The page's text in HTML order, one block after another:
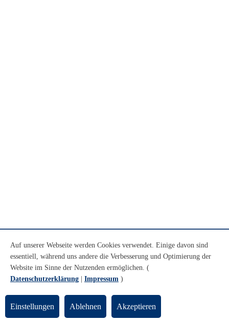
Auf unserer Webseite werden Cookies verwendet. Einige davon sind
essentiell, während uns andere die Verbesserung und Optimierung der
Website im Sinne der Nutzenden ermöglichen. (
Datenschutzerklärung
Impressum )
Einstellungen Ablehnen Akzeptieren